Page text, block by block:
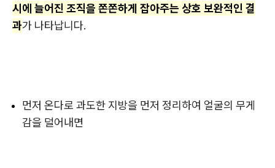
시에 늘어진 조직을 쫀쫀하게 잡아주는 상호 보완적인 결
과가 나타납니다.
먼저 온다로 과도한 지방을 먼저 정리하여 얼굴의 무게
감을 덜어내면